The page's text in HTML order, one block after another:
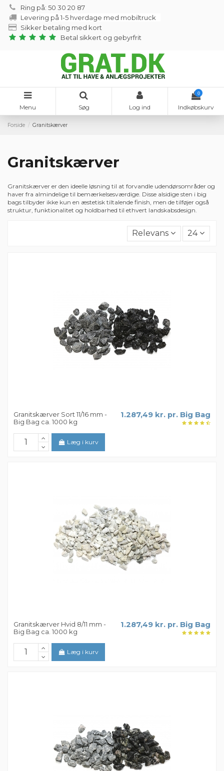
Ring på: 50 30 20 87
Levering på 1-5 hverdage med mobiltruck
Sikker betaling med kort
Betal sikkert og gebyrfrit
Menu Søg Log ind
0
Indkøbskurv
Forside Granitskærver
Granitskærver
Granitskærver er den ideelle løsning til at forvandle udendørsområder og
haver fra almindelige til bemærkelsesværdige. Disse alsidige sten i big
bags tilbyder ikke kun en æstetisk tiltalende finish, men de tilføjer også
struktur, funktionalitet og holdbarhed til ethvert landskabsdesign.
Relevans 24
Granitskærver Sort 11/16 mm -
Big Bag ca. 1000 kg
1.287,49 kr. pr. Big Bag
Læg i kurv
Granitskærver Hvid 8/11 mm -
Big Bag ca. 1000 kg
1.287,49 kr. pr. Big Bag
Læg i kurv